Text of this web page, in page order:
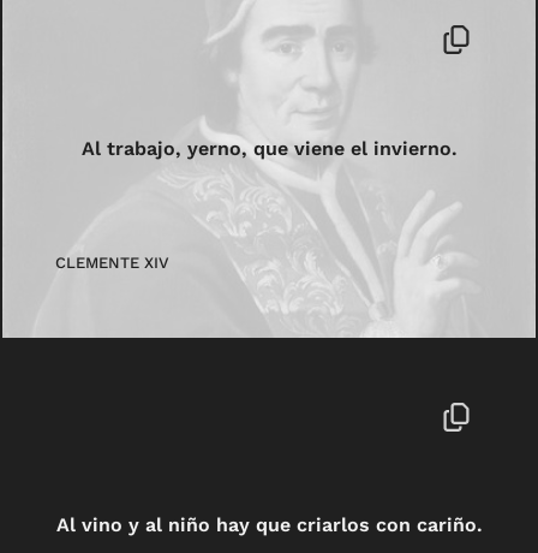
Al trabajo, yerno, que viene el invierno.
CLEMENTE XIV
Al vino y al niño hay que criarlos con cariño.